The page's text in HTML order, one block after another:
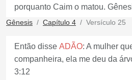
porquanto Caim o matou.
Gênesis Capítulo 4 Versículo 25
Então disse ADÃO: A mulher
companheira, ela me deu da
3:12